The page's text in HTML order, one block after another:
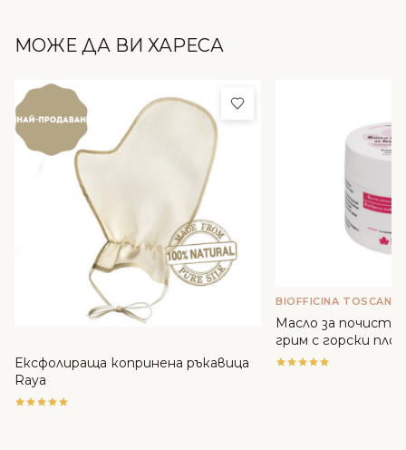
МОЖЕ ДА ВИ ХАРЕСА
Добави в любими
Ексфолираща копринена ръкавица
Raya
BIOFFICINA TOSCANA
Масло за
грим с горски
Toscana